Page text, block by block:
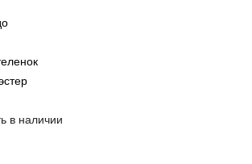
в наличии